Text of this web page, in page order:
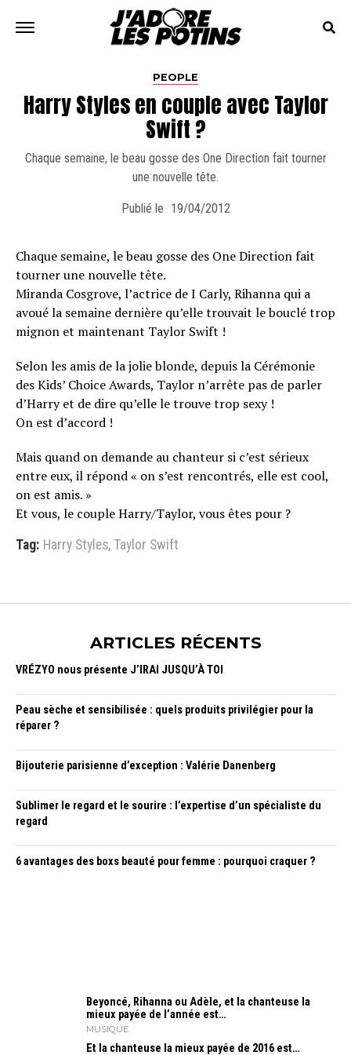
PEOPLE
Harry Styles en couple avec Taylor
Swift ?
Chaque semaine, le beau gosse des One Direction fait tourner
une nouvelle tête.
Publié le 19/04/2012
Chaque semaine, le beau gosse des One Direction fait
tourner une nouvelle tête.
Miranda Cosgrove, l’actrice de I Carly, Rihanna qui a
avoué la semaine dernière qu’elle trouvait le bouclé trop
mignon et maintenant Taylor Swift !
Selon les amis de la jolie blonde, depuis la Cérémonie
des Kids’ Choice Awards, Taylor n’arrête pas de parler
d’Harry et de dire qu’elle le trouve trop sexy !
On est d’accord !
Mais quand on demande au chanteur si c’est sérieux
entre eux, il répond « on s’est rencontrés, elle est cool,
on est amis. »
Et vous, le couple Harry/Taylor, vous êtes pour ?
Tag: Harry Styles, Taylor Swift
ARTICLES RÉCENTS
VRÉZYO nous présente J’IRAI JUSQU’À TOI
Peau sèche et sensibilisée : quels produits privilégier pour la
réparer ?
Bijouterie parisienne d’exception : Valérie Danenberg
Sublimer le regard et le sourire : l’expertise d’un spécialiste du
regard
6 avantages des boxs beauté pour femme : pourquoi craquer ?
Beyoncé, Rihanna ou Adèle, et la chanteuse la
mieux payée de l’année est…
MUSIQUE
Et la chanteuse la mieux payée de 2016 est…